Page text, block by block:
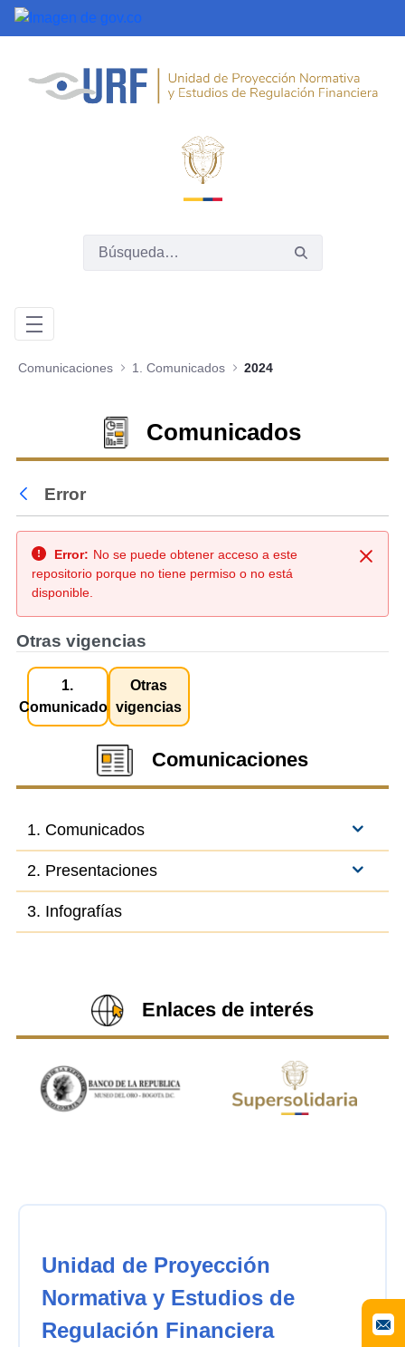
Saltar al contenido principal
Comunicaciones 1. Comunicados 2024
Comunicados
Atrás
Error
Error: No se puede obtener acceso a este
repositorio porque no tiene permiso o no está
disponible.
Otras vigencias
1.
Comunicados
Otras
vigencias
Comunicaciones
1. Comunicados
2. Presentaciones
3. Infografías
Enlaces de interés
Unidad de Proyección
Normativa y Estudios de
Regulación Financiera